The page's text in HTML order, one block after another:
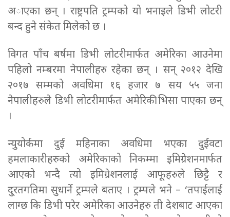
अाएका छन् । राष्ट्रपति ट्रम्पको यो भनाइले डिभी लोटरी
बन्द हुने संकेत मिलेको छ ।
विगत पाँच बर्षमा डिभी लोटरीमार्फत अमेरिका आउनेमा
पहिलो नम्बरमा नेपालीहरु रहेका छन् । सन् २०१२ देखि
२०१७ सम्मको अवधिमा १६ हजार ७ सय ५५ जना
नेपालीहरुले डिभी लोटरीमार्फत अमेरिकी भिसा पाएका छन्
।
न्युयोर्कमा दुई महिनाका अवधिमा भएका दुईवटा
हमलाकारीहरुको अमेरिकाको निकम्मा इमिग्रेशनमार्फत
आएको भन्दै त्यो इमिग्रेशनलाई आफूहरुले छिट्टै र
दु्रतगतिमा सुधार्ने ट्रम्पले बताए । ट्रम्पले भने – ‘तपाईलाई
लाग्छ कि डिभी परेर अमेरिका आउनेहरु ती देशबाट आएका